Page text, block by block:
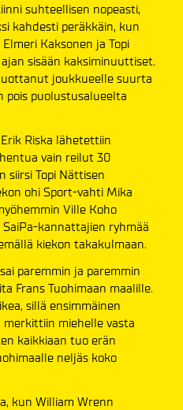
suhteellisen nopeasti,
kahdesti peräkkäin, kun
Kaksonen ja Topi
sisään kaksiminuuttiset.
joukkueelle suurta
pois puolustusalueelta
Riska lähetettiin
vain reilut 30
siirsi Topi Nättisen
ohi Sport-vahti Mika
Ville Koho
kannattajien ryhmää
kiekon takakulmaan.
paremmin ja paremmin
Frans Tuohimaan maalille.
sillä ensimmäinen
miehelle vasta
kaikkiaan tuo erän
neljäs koko
kun William Wrenn